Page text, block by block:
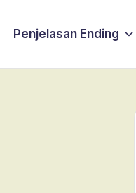
Penjelasan Ending